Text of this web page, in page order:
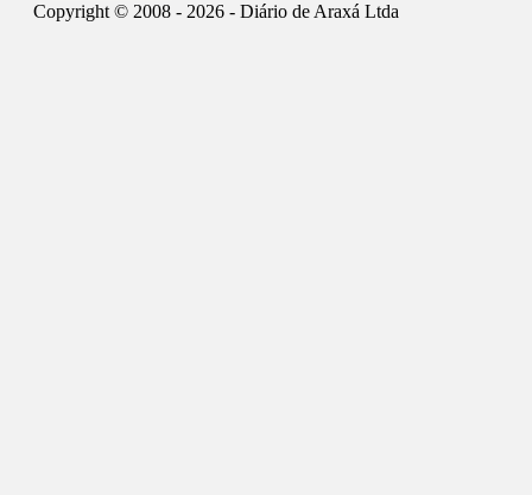
Copyright © 2008 - 2026 - Diário de Araxá Ltda